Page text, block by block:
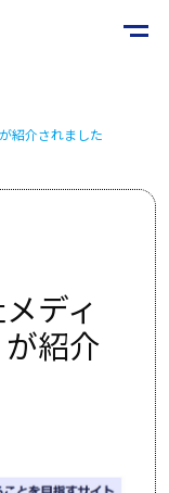
紹介されました
ディ
紹介